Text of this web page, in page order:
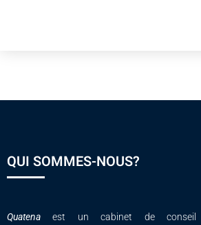
QUI SOMMES-NOUS?
Quatena
est un cabinet de conseil